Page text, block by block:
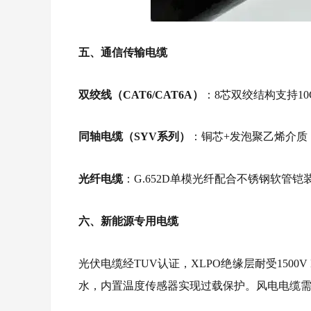
五、通信传输电缆
双绞线（CAT6/CAT6A） ：8芯双绞结构支持
同轴电缆（SYV系列） ：铜芯+发泡聚乙烯介
光纤电缆：G.652D单模光纤配合不锈钢软管铠
六、新能源专用电缆
光伏电缆经TUV认证，XLPO绝缘层耐受
水，内置温度传感器实现过载保护。风电电缆